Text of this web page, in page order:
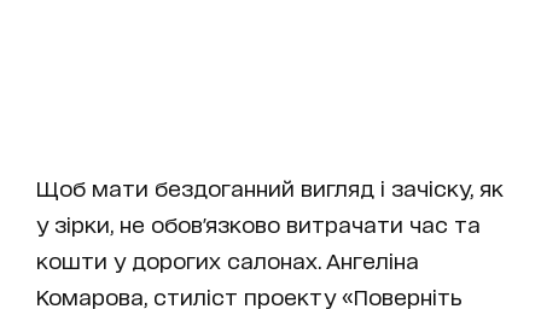
Щоб мати бездоганний вигляд і зачіску, як
у зірки, не обов'язково витрачати час та
кошти у дорогих салонах. Ангеліна
Комарова, стиліст проекту «Поверніть